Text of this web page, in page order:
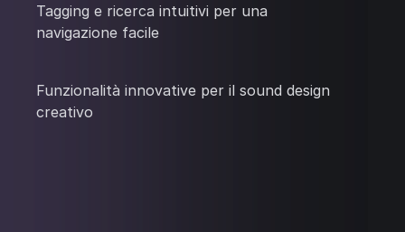
Tagging e ricerca intuitivi per una
navigazione facile
Funzionalità innovative per il sound design
creativo